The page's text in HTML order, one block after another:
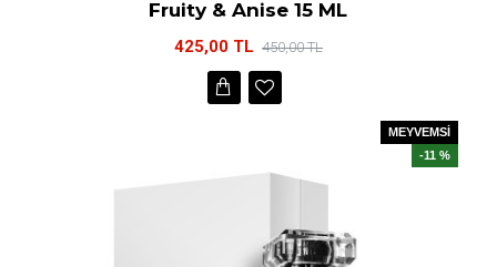
Fruity & Anise 15 ML
425,00 TL 450,00 TL
MEYVEMSİ
-11 %